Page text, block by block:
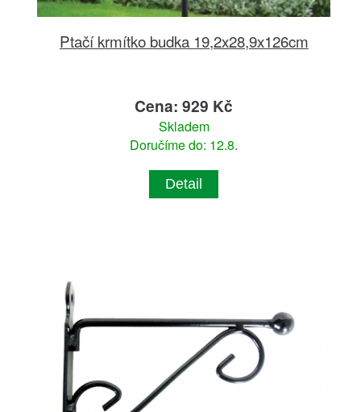
Ptačí krmítko budka 19,2x28,9x126cm
Cena: 929 Kč
Skladem
Doručíme do: 12.8.
Detail